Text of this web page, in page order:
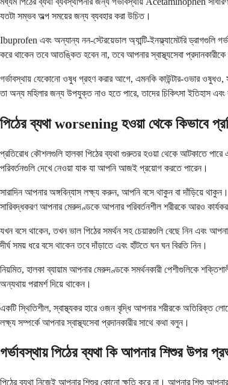
যতটা সম্ভব অল্প সময়ের জন্য ব্যবহার করা উচিত।
Ibuprofen এবং অন্যান্য নন-স্টেরয়েডাল অ্যান্টি-ইনফ্ল্যামেটরি
করে থাকেন তবে আতঙ্কিত হবেন না, তবে আপনার স্বাস্থ্যসেবা প্রদানকারীকে
গর্ভাবস্থায় যেকোনো ওষুধ গ্রহণ করার আগে, এমনকি কাউন্টার-ওভার ওষুধও,
তা অন্য মহিলার জন্য উপযুক্ত নাও হতে পারে, তাদের চিকিৎসা ইতিহাস
পিঠের ব্যথা worsening হওয়া থেকে কিভাবে
প্রতিরোধ কৌশলগুলি হালকা পিঠের ব্যথা গুরুতর হওয়া থেকে আটকাতে
পরিবর্তনগুলি দেখে নেওয়া যাক যা আপনি আজই প্রয়োগ করতে পারেন।
সারাদিন আপনার অঙ্গবিন্যাস লক্ষ্য করুন, আপনি বসে থাকুন বা দাঁড়িয়ে
সারিবদ্ধকরণ আপনার মেরুদণ্ডকে আপনার পরিবর্তনশীল শরীরকে আরও
যখন বসে থাকেন, তখন ভাল পিঠের সমর্থন সহ চেয়ারগুলি বেছে নিন এবং
দীর্ঘ সময় ধরে বসে থাকেন তবে দাঁড়াতে এবং হাঁটতে ঘন ঘন বিরতি নিন।
নিয়মিত, হালকা ব্যায়াম আপনার মেরুদণ্ডকে সমর্থনকারী পেশীগুলিকে
অন্যথায় পরামর্শ দিয়ে থাকেন।
একটি স্থিতিশীল, স্বাস্থ্যকর হারে ওজন বৃদ্ধি আপনার শরীরকে অতিরিক্ত
লক্ষ্য সম্পর্কে আপনার স্বাস্থ্যসেবা প্রদানকারীর সাথে কথা বলুন।
গর্ভাবস্থায় পিঠের ব্যথা কি আপনার শিশুর উপর
পিঠের ব্যথা নিজেই আপনার শিশুর কোনো ক্ষতি করে না। আপনার শিশু